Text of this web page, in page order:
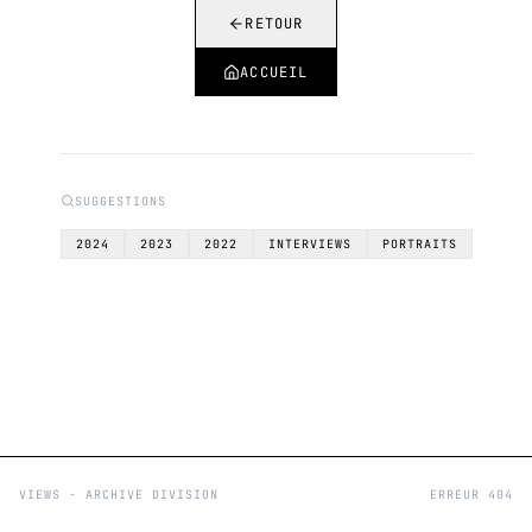
RETOUR
ACCUEIL
SUGGESTIONS
2024 2023 2022 INTERVIEWS PORTRAITS
VIEWS - ARCHIVE DIVISION ERREUR 404